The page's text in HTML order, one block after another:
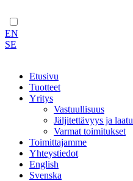
EN
SE
Etusivu
Tuotteet
Yritys
Vastuullisuus
Jäljitettävyys ja laatu
Varmat toimitukset
Toimittajamme
Yhteystiedot
English
Svenska